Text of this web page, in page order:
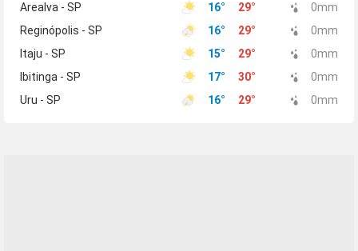
Arealva - SP 16° 29° 0mm
Reginópolis - SP
16° 29° 0mm
Itaju - SP
15° 29° 0mm
Ibitinga - SP
17° 30° 0mm
Uru - SP
16° 29° 0mm